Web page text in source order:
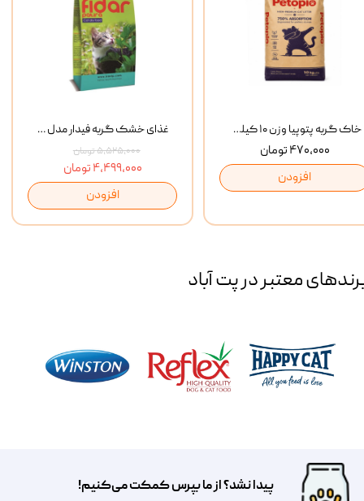
غذای خشک گربه فیدار مدل Adult وزن 10 کیلوگرم
۵,۵۲۵,۰۰۰ تومان
۴,۴۹۹,۰۰۰ تومان
افزودن
خاک گربه پتوپیا وزن ۱۰ کیلوگرم
۴۷۰,۰۰۰ تومان
افزودن
معتبر در پت آباد
پیدا نشد؟ از ما بپرس کمکت می‌کنیم!